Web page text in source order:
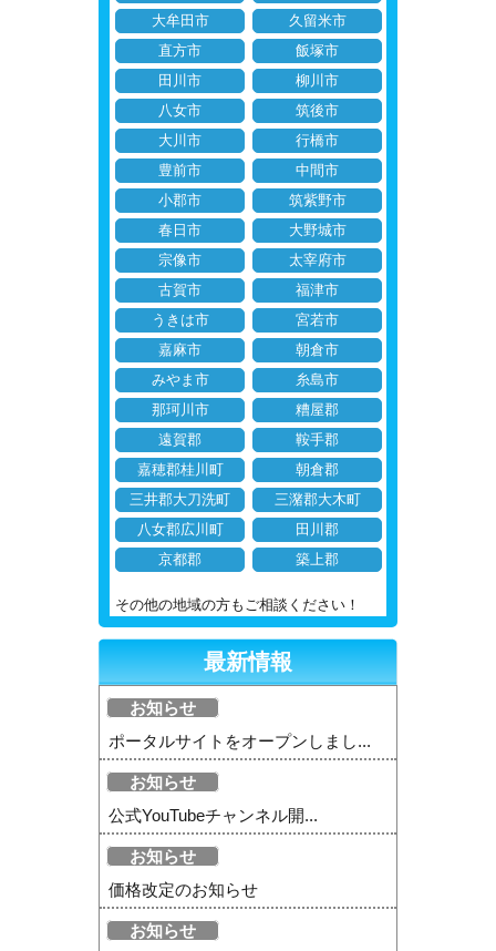
大牟田市
久留米市
直方市
飯塚市
田川市
柳川市
八女市
筑後市
大川市
行橋市
豊前市
中間市
小郡市
筑紫野市
春日市
大野城市
宗像市
太宰府市
古賀市
福津市
うきは市
宮若市
嘉麻市
朝倉市
みやま市
糸島市
那珂川市
糟屋郡
遠賀郡
鞍手郡
嘉穂郡桂川町
朝倉郡
三井郡大刀洗町
三潴郡大木町
八女郡広川町
田川郡
京都郡
築上郡
その他の地域の方もご相談ください！
最新情報
お知らせ
ポータルサイトをオープンしまし...
お知らせ
公式YouTubeチャンネル開...
お知らせ
価格改定のお知らせ
お知らせ